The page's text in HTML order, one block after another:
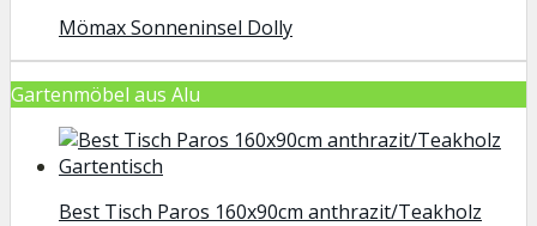
Mömax Sonneninsel Dolly
Gartenmöbel aus Alu
Best Tisch Paros 160x90cm anthrazit/Teakholz